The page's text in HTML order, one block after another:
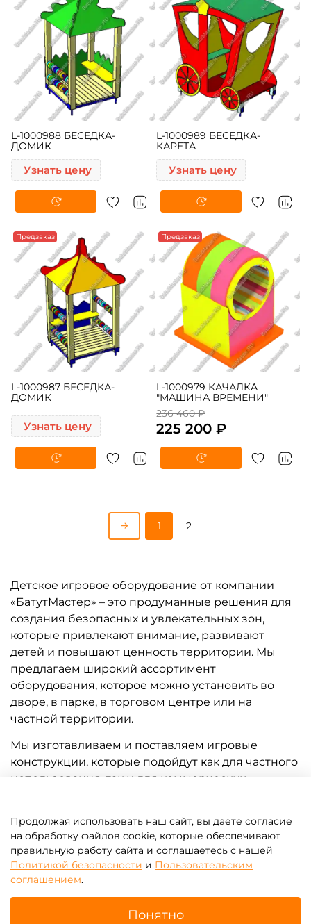
L-1000988 БЕСЕДКА-
ДОМИК
Узнать цену
L-1000989 БЕСЕДКА-
КАРЕТА
Узнать цену
Предзаказ
L-1000987 БЕСЕДКА-
ДОМИК
Узнать цену
-5% Предзаказ
L-1000979 КАЧАЛКА
"МАШИНА ВРЕМЕНИ"
236 460 ₽
225 200 ₽
1 2
Детское игровое оборудование от компании
«БатутМастер» – это продуманные решения для
создания безопасных и увлекательных зон,
которые привлекают внимание, развивают
детей и повышают ценность территории. Мы
предлагаем широкий ассортимент
оборудования, которое можно установить во
дворе, в парке, в торговом центре или на
частной территории.
Мы изготавливаем и поставляем игровые
конструкции, которые подойдут как для частного
использования, так и для коммерческих
радовать детей и соответствовать современным
требованиям безопасности.
Что мы предлагаем?
В нашем каталоге вы найдёте:
игровые домики и беседки;
Продолжая использовать наш сайт, вы даете согласие
на обработку файлов cookie, которые обеспечивают
правильную работу сайта и соглашаетесь с нашей
Политикой безопасности и Пользовательским
соглашением.
Понятно